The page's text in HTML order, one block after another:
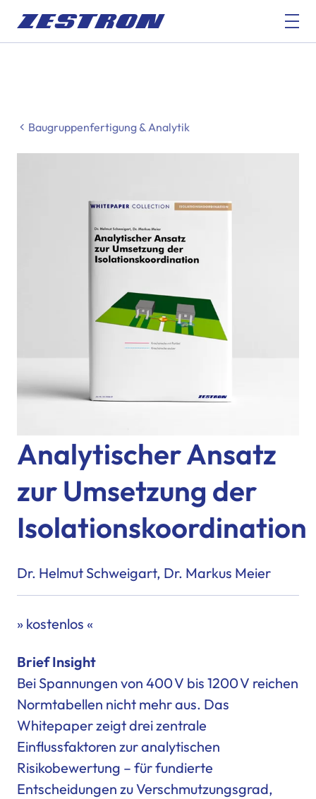
Baugruppenfertigung & Analytik
Analytischer Ansatz
zur Umsetzung der
Isolationskoordination
Dr. Helmut Schweigart, Dr. Markus Meier
» kostenlos «
Brief Insight
Bei Spannungen von 400 V bis 1200 V reichen
Normtabellen nicht mehr aus. Das
Whitepaper zeigt drei zentrale
Einflussfaktoren zur analytischen
Risikobewertung – für fundierte
Entscheidungen zu Verschmutzungsgrad,